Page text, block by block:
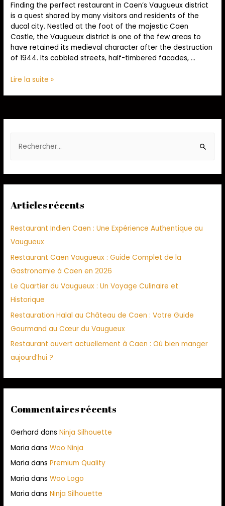
Finding the perfect restaurant in Caen’s Vaugueux district
is a quest shared by many visitors and residents of the
ducal city. Nestled at the foot of the majestic Caen
Castle, the Vaugueux district is one of the few areas to
have retained its medieval character after the destruction
of 1944. Its cobbled streets, half-timbered facades, …
Lire la suite »
Articles récents
Restaurant Indien Caen : Une Expérience Authentique au
Vaugueux
Restaurant Caen Vaugueux : Guide Complet de la
Gastronomie à Caen en 2026
Le Quartier du Vaugueux : Un Voyage Culinaire et
Historique
Restauration Halal au Château de Caen : Votre Guide
Gourmand au Cœur du Vaugueux
Restaurant ouvert actuellement à Caen : Où bien manger
aujourd’hui ?
Commentaires récents
Gerhard dansNinja Silhouette
Maria dansWoo Ninja
Maria dansPremium Quality
Maria dansWoo Logo
Maria dansNinja Silhouette